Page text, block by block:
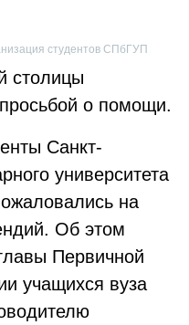
студентов СПбГУП
столицы
о помощи.
Санкт-
университета
на
Об этом
Первичной
учащихся вуза